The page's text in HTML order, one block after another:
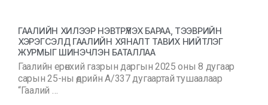
ГААЛИЙН ХИЛЭЭР НЭВТРҮҮЛЭХ БАРАА, ТЭЭВРИЙН
ХЭРЭГСЭЛД ГААЛИЙН ХЯНАЛТ ТАВИХ НИЙТЛЭГ
ЖУРМЫГ ШИНЭЧЛЭН БАТАЛЛАА
Гаалийн ерөнхий газрын даргын 2025 оны 8 дугаар
сарын 25-ны өдрийн А/337 дугаартай тушаалаар
“Гаалий …